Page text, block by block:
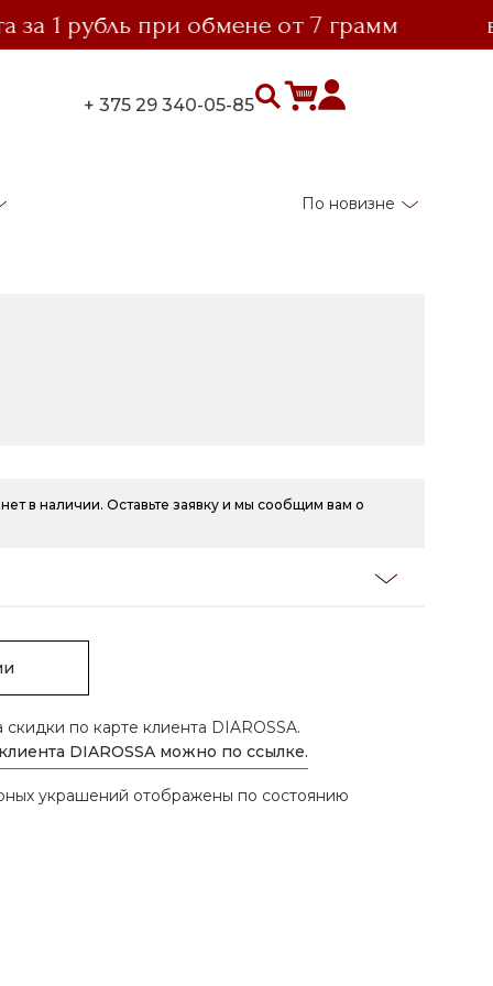
1 рубль при обмене от 7 грамм
+ 375 29 340-05-85
По новизне
в наличии. Оставьте заявку и мы сообщим вам о
скидки по карте клиента DIAROSSA.
DIAROSSA можно по ссылке.
украшений отображены по состоянию